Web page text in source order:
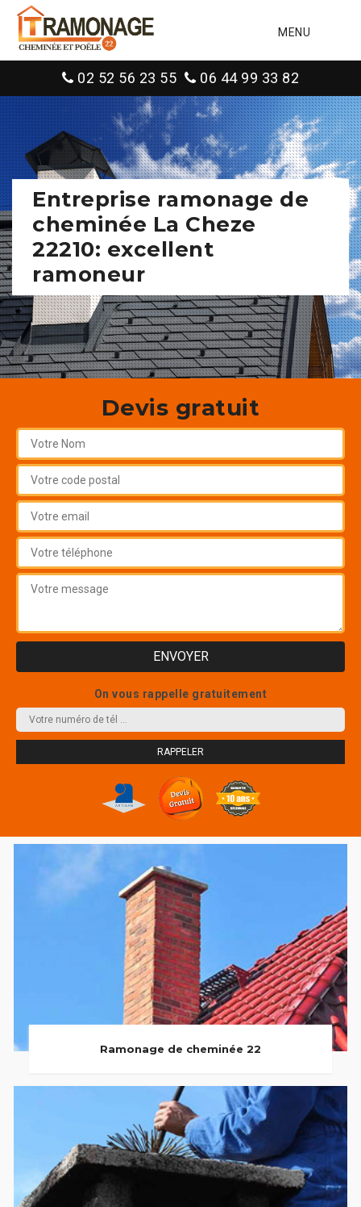
MENU
02 52 56 23 55 06 44 99 33 82
Entreprise ramonage de
cheminée La Cheze
22210: excellent
ramoneur
Devis gratuit
On vous rappelle gratuitement
Ramonage de cheminée 22